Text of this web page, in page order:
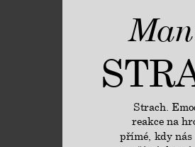
Strach.
reakce na
přímé, kdy